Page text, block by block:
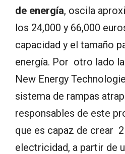
de energía, oscila
los 24,000 y 66,000
capacidad y el tamaño
energía. Por otro lado
New Energy
sistema de rampas
responsables de este
que es capaz de crear
electricidad, a partir de